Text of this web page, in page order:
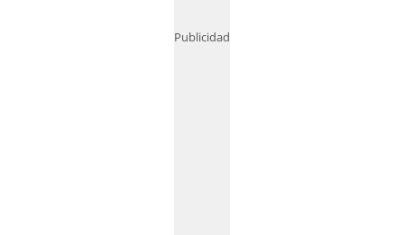
Publicidad